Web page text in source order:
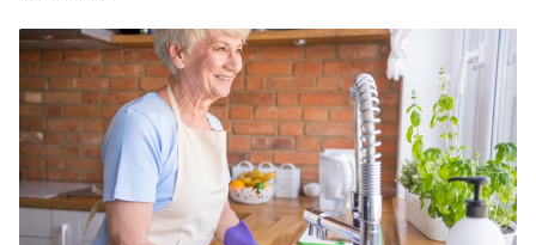
Seberozvoj
Všechny kategorie
Životní styl
ZÁBAVA
Všechny kategorie
Testy a kvízy
BYDLENÍ
Všechny kategorie
Tvoření
BurdaMedia
Extra